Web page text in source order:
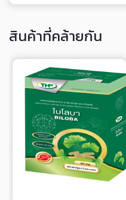
สินค้าที่คล้ายกัน